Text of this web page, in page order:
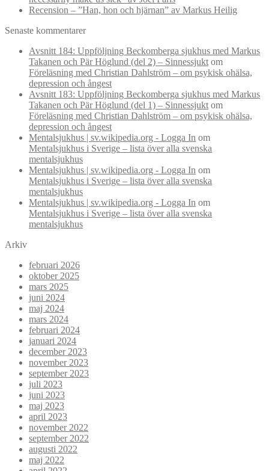
Recension – ”Han, hon och hjärnan” av Markus Heilig
Senaste kommentarer
Avsnitt 184: Uppföljning Beckomberga sjukhus med Markus
Takanen och Pär Höglund (del 2) – Sinnessjukt om
Föreläsning med Christian Dahlström – om psykisk ohälsa,
depression och ångest
Avsnitt 183: Uppföljning Beckomberga sjukhus med Markus
Takanen och Pär Höglund (del 1) – Sinnessjukt om
Föreläsning med Christian Dahlström – om psykisk ohälsa,
depression och ångest
Mentalsjukhus | sv.wikipedia.org - Logga In om
Mentalsjukhus i Sverige – lista över alla svenska
mentalsjukhus
Mentalsjukhus | sv.wikipedia.org - Logga In om
Mentalsjukhus i Sverige – lista över alla svenska
mentalsjukhus
Mentalsjukhus | sv.wikipedia.org - Logga In om
Mentalsjukhus i Sverige – lista över alla svenska
mentalsjukhus
Arkiv
februari 2026
oktober 2025
mars 2025
juni 2024
maj 2024
mars 2024
februari 2024
januari 2024
december 2023
november 2023
september 2023
juli 2023
juni 2023
maj 2023
april 2023
november 2022
september 2022
augusti 2022
maj 2022